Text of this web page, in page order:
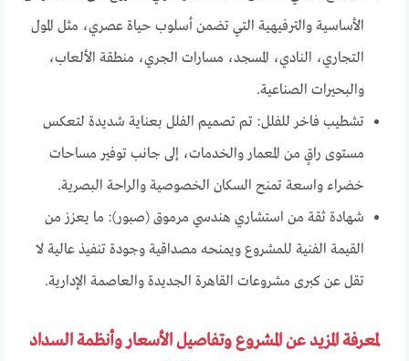
الأساسية والترفيهية التي تضمن أسلوب حياة عصري، مثل المول
التجاري، النادي، المسجد، مسارات الجري، منطقة الألعاب،
والبحيرات الصناعية.
تشطيب فاخر للفلل: تم تصميم الفلل بعناية شديدة لتعكس
مستوى راقٍ من المعمار والخدمات، إلى جانب توفير مساحات
خضراء واسعة تمنح السكان الخصوصية والراحة البصرية.
شهادة ثقة من استشاري هندسي مرموق (صبور): ما يعزز من
القيمة الفنية للمشروع ويمنحه مصداقية وجودة تنفيذ عالية لا
تقل عن كبرى مشروعات القاهرة الجديدة والعاصمة الإدارية.
لمعرفة المزيد عن المشروع وتفاصيل الأسعار وأنظمة السداد